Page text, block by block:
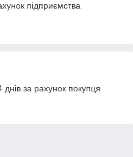
підприємства
за рахунок покупця